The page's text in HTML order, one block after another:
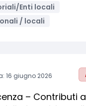
Enti locali
/ locali
16 giugno 2026
– Contributi a